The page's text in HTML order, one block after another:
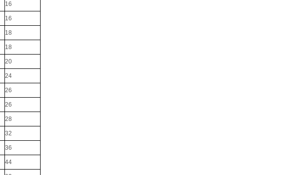
16
16
18
18
20
24
26
26
28
32
36
44